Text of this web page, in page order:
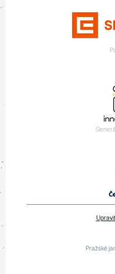
Pražské